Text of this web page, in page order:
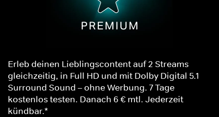
Erleb deinen Lieblingscontent auf 2 Streams
gleichzeitig, in Full HD und mit Dolby Digital 5.1
Surround Sound – ohne Werbung. 7 Tage
kostenlos testen. Danach 6 € mtl. Jederzeit
kündbar.*